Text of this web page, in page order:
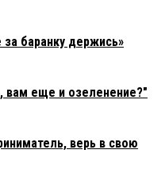
баранку держись»
еще и озеленение?"
верь в свою